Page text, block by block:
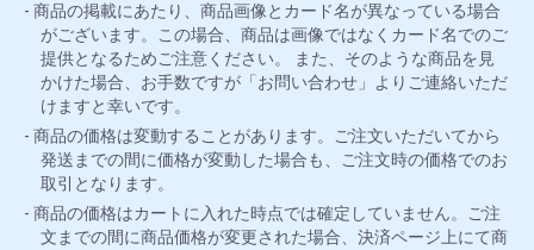
商品の掲載にあたり、商品画像とカード名が異なっている場合
がございます。この場合、商品は画像ではなくカード名でのご
提供となるためご注意ください。 また、そのような商品を見
かけた場合、お手数ですが「お問い合わせ」よりご連絡いただ
けますと幸いです。
商品の価格は変動することがあります。ご注文いただいてから
発送までの間に価格が変動した場合も、ご注文時の価格でのお
取引となります。
商品の価格はカートに入れた時点では確定していません。ご注
文までの間に商品価格が変更された場合、決済ページ上にて商